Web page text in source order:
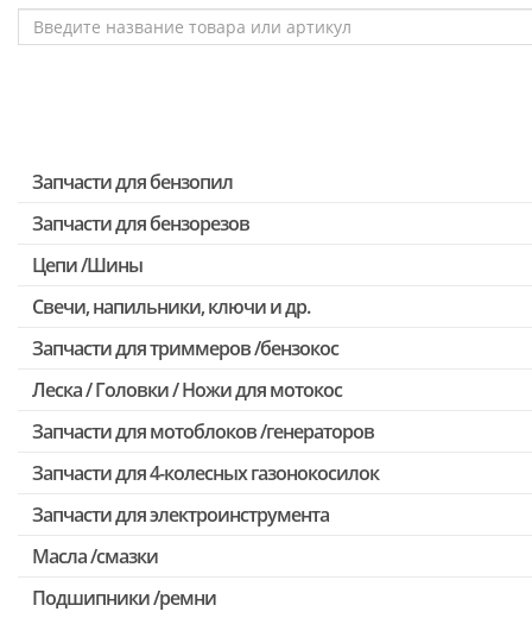
Запчасти для бензопил
Запчасти для бензопил Stihl
Запчасти для бензопил Husqvarna, Partner
Запчасти для Китайских бензопил
Запчасти для бензопил Oleo-mac, Echo и др.
Запчасти для бензорезов
Цепи /Шины
Свечи, напильники, ключи и др.
Запчасти для триммеров /бензокос
Запчасти для Китайских триммеров
Запчасти для мотокос Stihl /Husqvarna /Oleo-mac /Echo и др.
Леска / Головки / Ножи для мотокос
Запчасти для мотоблоков /генераторов
Запчасти для 4-колесных газонокосилок
Запчасти для электроинструмента
Двигатели, редукторы для шуруповертов
Патроны для шуруповертов / перфораторов
Масла /смазки
Подшипники /ремни